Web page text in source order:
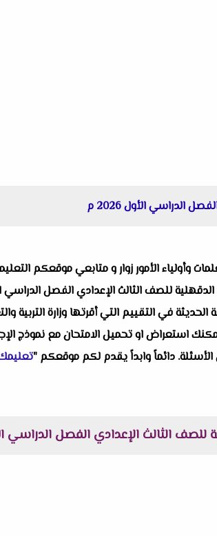
الأول 2026 م
وأولياء الأمور زوار و متابعي موقعكم
في التقييم التي أقرتها وزارة التربية
استعراض او تحميل الامتحان مع نموذج
الأسئلة. دائماً وابداً يقدم لكم موقعكم "
الثالث الإعدادي الفصل الدراسي الأول